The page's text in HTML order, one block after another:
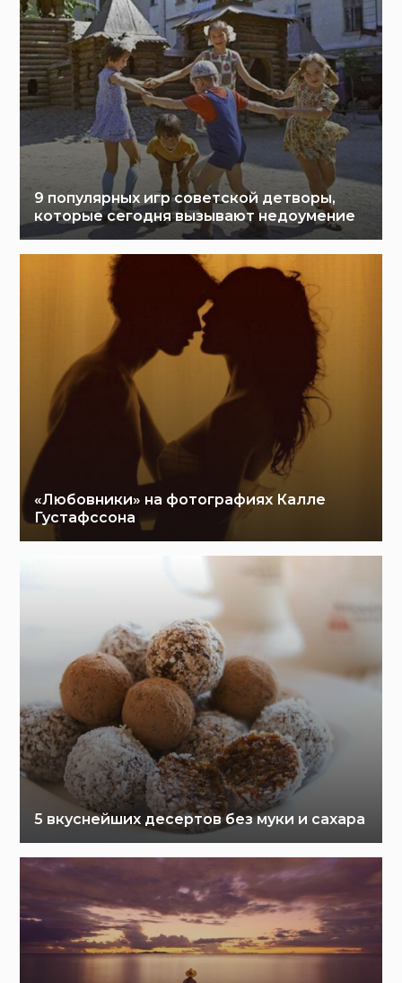
9 популярных игр советской детворы,
которые сегодня вызывают недоумение
«Любовники» на фотографиях Калле
Густафссона
5 вкуснейших десертов без муки и сахара